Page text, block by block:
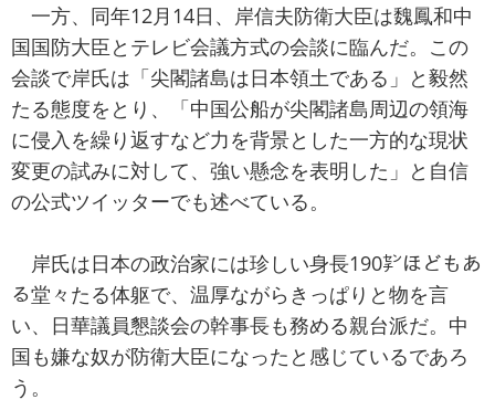
一方、同年12月14日、岸信夫防衛大臣は魏鳳和中
国国防大臣とテレビ会議方式の会談に臨んだ。この
会談で岸氏は「尖閣諸島は日本領土である」と毅然
たる態度をとり、「中国公船が尖閣諸島周辺の領海
に侵入を繰り返すなど力を背景とした一方的な現状
変更の試みに対して、強い懸念を表明した」と自信
の公式ツイッターでも述べている。
岸氏は日本の政治家には珍しい身長190㌢ほどもあ
る堂々たる体躯で、温厚ながらきっぱりと物を言
い、日華議員懇談会の幹事長も務める親台派だ。中
国も嫌な奴が防衛大臣になったと感じているであろ
う。